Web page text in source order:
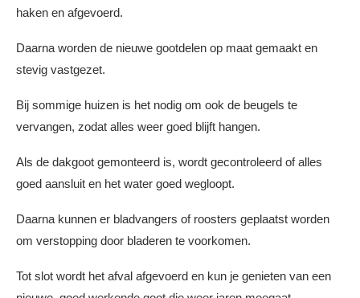
haken en afgevoerd.
Daarna worden de nieuwe gootdelen op maat gemaakt en
stevig vastgezet.
Bij sommige huizen is het nodig om ook de beugels te
vervangen, zodat alles weer goed blijft hangen.
Als de dakgoot gemonteerd is, wordt gecontroleerd of alles
goed aansluit en het water goed wegloopt.
Daarna kunnen er bladvangers of roosters geplaatst worden
om verstopping door bladeren te voorkomen.
Tot slot wordt het afval afgevoerd en kun je genieten van een